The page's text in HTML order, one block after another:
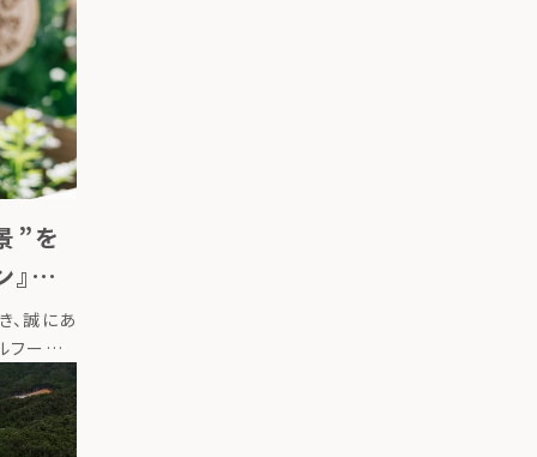
”を
を
、誠にあ
ードサ
ーに挿
売しまし
まれ […]